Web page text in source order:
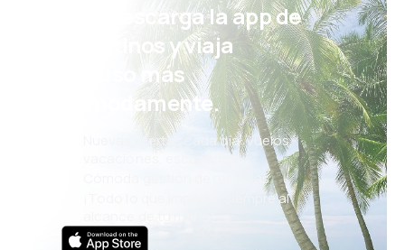
¡Eh! Descarga la app de
eDestinos y viaja
incluso más
cómodamente.
Nuevas ofertas cada día: vuelos,
vacaciones, escapadas
Cómoda gestión de reservas
¡Todo lo que importa, siempre al